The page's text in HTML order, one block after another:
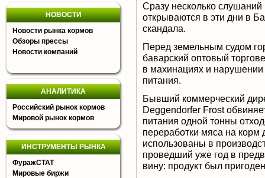
НОВОСТИ
Новости рынка кормов
Обзоры прессы
Новости компаний
АНАЛИТИКА
Российский рынок кормов
Мировой рынок кормов
ИНСТРУМЕНТЫ РЫНКА
ФуражСТАТ
Мировые биржи
Сразу несколько
открываются в эти дни в
скандала.
Перед земельным судом
баварский оптовый
в махинациях и нарушении
питания.
Бывший коммерческий
Deggendorfer Frost
питания одной тонны
переработки мяса на
использованы в
проведший уже год в
вину: продукт был